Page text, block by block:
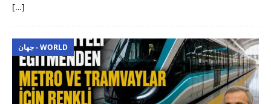
[…]
جهان - WORLD